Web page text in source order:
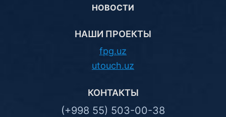
НОВОСТИ
НАШИ ПРОЕКТЫ
fpg.uz
utouch.uz
КОНТАКТЫ
(+998 55) 503-00-38